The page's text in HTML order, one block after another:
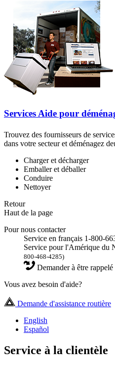
Services Aide pour
Trouvez des fournisseurs de
dans votre secteur et déménagez
Charger et décharger
Emballer et déballer
Conduire
Nettoyer
Retour
Haut de la page
Pour nous contacter
Service en français 1-800-
Service pour l'Amérique
800-468-4285)
Demander à être rappelé
Vous avez besoin d'aide?
Demande d'assistance routière
English
Español
Service à la clientèle